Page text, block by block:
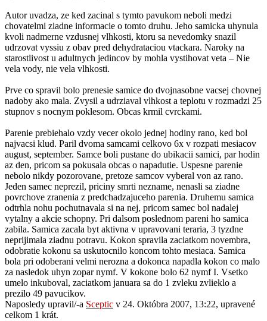
Autor uvadza, ze ked zacinal s tymto pavukom neboli medzi
chovatelmi ziadne informacie o tomto druhu. Jeho samicka uhynula
kvoli nadmerne vzdusnej vlhkosti, ktoru sa nevedomky snazil
udrzovat vyssiu z obav pred dehydrataciou vtackara. Naroky na
starostlivost u adultnych jedincov by mohla vystihovat veta – Nie
vela vody, nie vela vlhkosti.
Prve co spravil bolo prenesie samice do dvojnasobne vacsej chovnej
nadoby ako mala. Zvysil a udrziaval vlhkost a teplotu v rozmadzi 25
stupnov s nocnym poklesom. Obcas krmil cvrckami.
Parenie prebiehalo vzdy vecer okolo jednej hodiny rano, ked bol
najvacsi klud. Paril dvoma samcami celkovo 6x v rozpati mesiacov
august, september. Samce boli pustane do ubikacii samici, par hodin
az den, pricom sa pokusala obcas o napadutie. Uspesne parenie
nebolo nikdy pozorovane, pretoze samcov vyberal von az rano.
Jeden samec neprezil, priciny smrti nezname, nenasli sa ziadne
povrchove zranenia z predchadzajuceho parenia. Druhemu samica
odtrhla nohu pochutnavala si na nej, pricom samec bol nadalej
vytalny a akcie schopny. Pri dalsom poslednom pareni ho samica
zabila. Samica zacala byt aktivna v upravovani teraria, 3 tyzdne
neprijimala ziadnu potravu. Kokon spravila zaciatkom novembra,
odobratie kokonu sa uskutocnilo koncom tohto mesiaca. Samica
bola pri odoberani velmi nerozna a dokonca napadla kokon co malo
za nasledok uhyn zopar nymf. V kokone bolo 62 nymf I. Vsetko
umelo inkuboval, zaciatkom januara sa do 1 zvleku zvlieklo a
prezilo 49 pavucikov.
Naposledy upravil/-a Sceptic v 24. Októbra 2007, 13:22, upravené
celkom 1 krát.